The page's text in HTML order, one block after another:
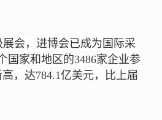
会，进博会已成为国际采
国家和地区的3486家企业参
，达784.1亿美元，比上届